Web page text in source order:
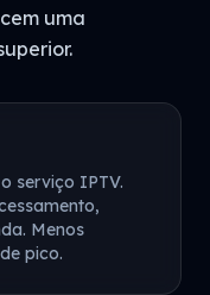
uma
serviço IPTV.
Menos
pico.